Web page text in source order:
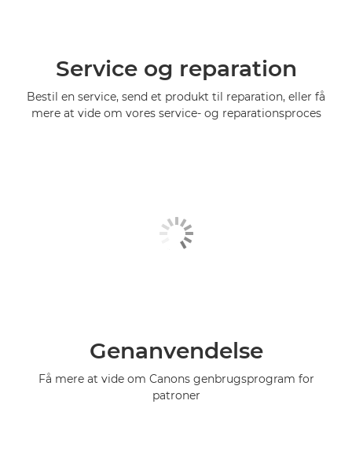
Service og reparation
Bestil en service, send et produkt til reparation, eller få
mere at vide om vores service- og reparationsproces
Genanvendelse
Få mere at vide om Canons genbrugsprogram for
patroner